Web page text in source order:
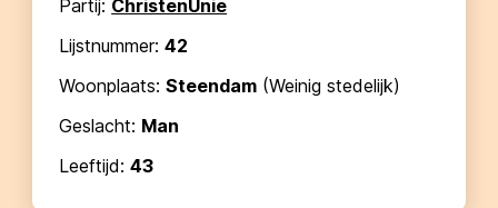
Partij: ChristenUnie
Lijstnummer:42
Woonplaats:Steendam (Weinig stedelijk)
Geslacht: Man
Leeftijd:43